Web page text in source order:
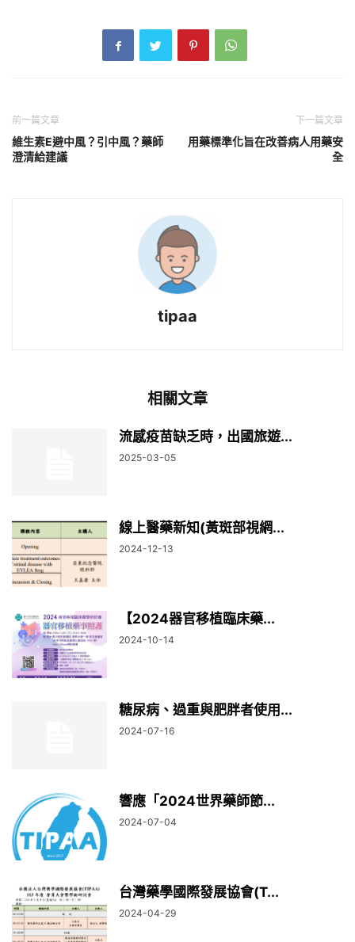
前一篇文章
維生素E避中風？引中風？藥師
澄清給建議
下一篇文章
用藥標準化旨在改善病人用藥安
全
tipaa
相關文章
流感疫苗缺乏時，出國旅遊...
2025-03-05
線上醫藥新知(黃斑部視網...
2024-12-13
【2024器官移植臨床藥...
2024-10-14
糖尿病、過重與肥胖者使用...
2024-07-16
響應「2024世界藥師節...
2024-07-04
台灣藥學國際發展協會(T...
2024-04-29